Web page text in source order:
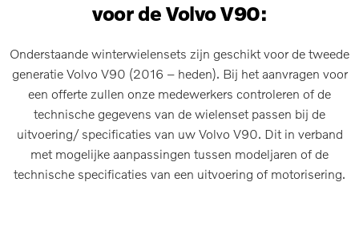
voor de Volvo V90:
Onderstaande winterwielensets zijn geschikt voor de tweede
generatie Volvo V90 (2016 – heden). Bij het aanvragen voor
een offerte zullen onze medewerkers controleren of de
technische gegevens van de wielenset passen bij de
uitvoering/ specificaties van uw Volvo V90. Dit in verband
met mogelijke aanpassingen tussen modeljaren of de
technische specificaties van een uitvoering of motorisering.